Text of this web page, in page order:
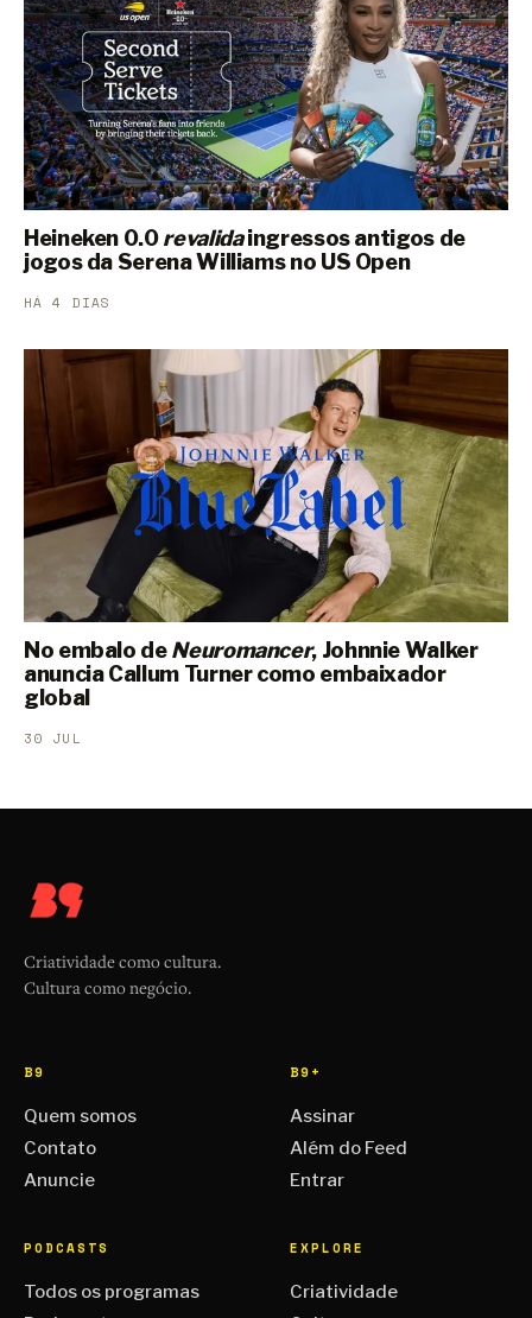
Heineken 0.0revalidaingressos antigos de
jogos da Serena Williams no US Open
HÁ 4 DIAS
No embalo deNeuromancer, Johnnie Walker
anuncia Callum Turner como embaixador
global
30 JUL
Criatividade como cultura.
Cultura como negócio.
B9
Quem somos
Contato
Anuncie
B9+
Assinar
Além do Feed
Entrar
PODCASTS
Todos os programas
EXPLORE
Criatividade